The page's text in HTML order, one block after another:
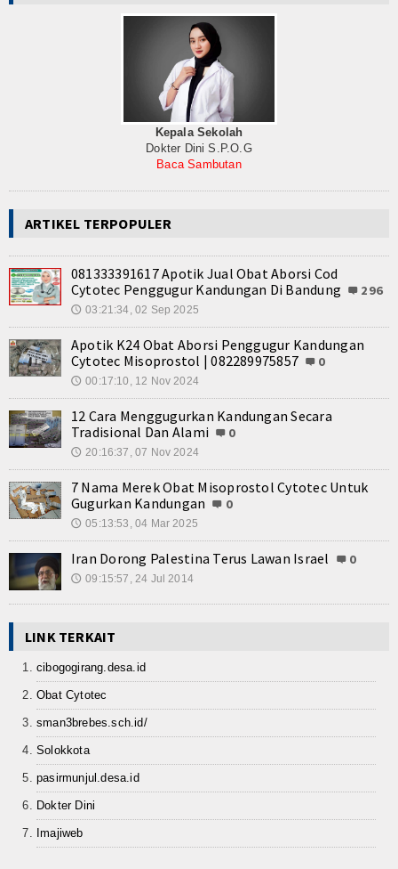
Kepala Sekolah
Dokter Dini S.P.O.G
Baca Sambutan
ARTIKEL TERPOPULER
081333391617 Apotik Jual Obat Aborsi Cod
Cytotec Penggugur Kandungan Di Bandung
296
🕔 03:21:34, 02 Sep 2025
Apotik K24 Obat Aborsi Penggugur Kandungan
Cytotec Misoprostol | 082289975857
0
🕔 00:17:10, 12 Nov 2024
12 Cara Menggugurkan Kandungan Secara
Tradisional Dan Alami
0
🕔 20:16:37, 07 Nov 2024
7 Nama Merek Obat Misoprostol Cytotec Untuk
Gugurkan Kandungan
0
🕔 05:13:53, 04 Mar 2025
Iran Dorong Palestina Terus Lawan Israel 0
🕔 09:15:57, 24 Jul 2014
LINK TERKAIT
cibogogirang.desa.id
Obat Cytotec
sman3brebes.sch.id/
Solokkota
pasirmunjul.desa.id
Dokter Dini
Imajiweb